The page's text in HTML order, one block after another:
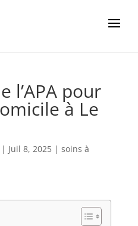
l’APA pour
à Le
Juil 8, 2025| soins à